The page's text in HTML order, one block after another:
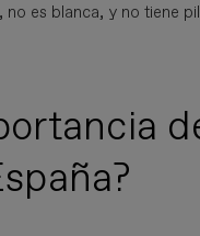
es blanca, y no tiene